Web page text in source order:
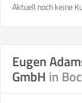
Aktuell noch keine
Eugen
GmbH in